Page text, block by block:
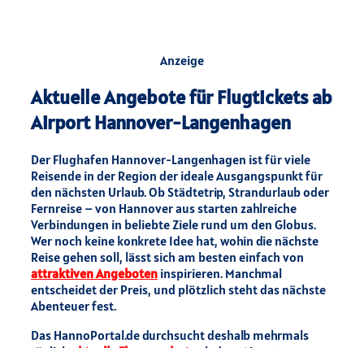
Anzeige
Aktuelle Angebote für Flugtickets ab
Airport Hannover-Langenhagen
Der Flughafen Hannover-Langenhagen ist für viele
Reisende in der Region der ideale Ausgangspunkt für
den nächsten Urlaub. Ob Städtetrip, Strandurlaub oder
Fernreise – von Hannover aus starten zahlreiche
Verbindungen in beliebte Ziele rund um den Globus.
Wer noch keine konkrete Idee hat, wohin die nächste
Reise gehen soll, lässt sich am besten einfach von
attraktiven Angeboten inspirieren. Manchmal
entscheidet der Preis, und plötzlich steht das nächste
Abenteuer fest.
Das HannoPortal.de durchsucht deshalb mehrmals